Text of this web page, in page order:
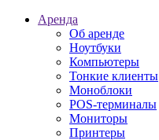
Аренда
Об аренде
Ноутбуки
Компьютеры
Тонкие клиенты
Моноблоки
POS-терминалы
Мониторы
Принтеры